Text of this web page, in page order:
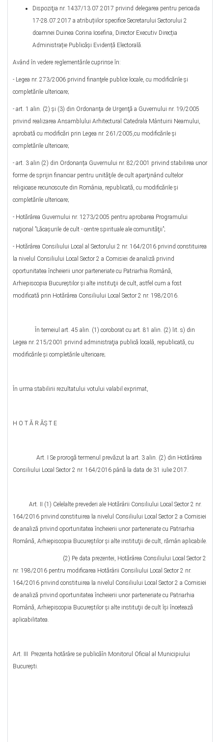
Dispoziţia nr. 1437/13.07.2017 privind delegarea pentru perioada
17-28.07.2017 a atribuțiilor specifice Secretarului Sectorului 2
doamnei Duinea Corina Iosefina, Director Executiv Direcția
Administrație Publicăși Evidență Electorală.
Având în vedere reglementările cuprinse în:
- Legea nr. 273/2006 privind finanţele publice locale, cu modificările şi
completările ulterioare;
- art. 1 alin. (2) şi (3) din Ordonanţa de Urgenţă a Guvernului nr. 19/2005
privind realizarea Ansamblului Arhitectural Catedrala Mântuirii Neamului,
aprobată cu modificări prin Legea nr. 261/2005,cu modificările şi
completările ulterioare;
- art. 3 alin (2) din Ordonanța Guvernului nr. 82/2001 privind stabilirea unor
forme de sprijin financiar pentru unităţile de cult aparţinând cultelor
religioase recunoscute din România, republicată, cu modificările şi
completările ulterioare;
- Hotărârea Guvernului nr. 1273/2005 pentru aprobarea Programului
naţional ”Lăcaşurile de cult - centre spirituale ale comunităţii”;
- Hotărârea Consiliului Local al Sectorului 2 nr. 164/2016 privind constituirea
la nivelul Consiliului Local Sector 2 a Comisiei de analiză privind
oportunitatea încheierii unor parteneriate cu Patriarhia Română,
Arhiepiscopia Bucureştilor şi alte instituţii de cult, astfel cum a fost
modificată prin Hotărârea Consiliului Local Sector 2 nr. 198/2016.
În temeiul art. 45 alin. (1) coroborat cu art. 81 alin. (2) lit. s) din
Legea nr. 215/2001 privind administraţia publică locală, republicată, cu
modificările şi completările ulterioare;
În urma stabilirii rezultatului votului valabil exprimat,
H O T Ă R ĂŞ T E
Art. I Se prorogă termenul prevăzut la art. 3 alin. (2) din Hotărârea
Consiliului Local Sector 2 nr. 164/2016 până la data de 31 iulie 2017.
Art. II (1) Celelalte prevederi ale Hotărârii Consiliului Local Sector 2 nr.
164/2016 privind constituirea la nivelul Consiliului Local Sector 2 a Comisiei
de analiză privind oportunitatea încheierii unor parteneriate cu Patriarhia
Română, Arhiepiscopia Bucureştilor şi alte instituţii de cult, rămân aplicabile.
(2) Pe data prezentei, Hotărârea Consiliului Local Sector 2
nr. 198/2016 pentru modificarea Hotărârii Consiliului Local Sector 2 nr.
164/2016 privind constituirea la nivelul Consiliului Local Sector 2 a Comisiei
de analiză privind oportunitatea încheierii unor parteneriate cu Patriarhia
Română, Arhiepiscopia Bucureştilor şi alte instituţii de cult îşi încetează
aplicabilitatea.
Art. III Prezenta hotărâre se publicăîn Monitorul Oficial al Municipiului
București.